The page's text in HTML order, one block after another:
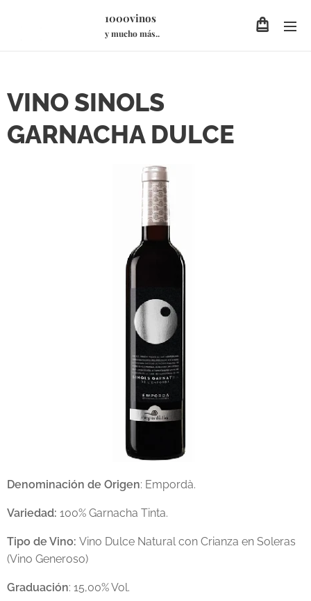
1000vinos
y mucho más..
VINO SINOLS
GARNACHA DULCE
Denominación de Origen: Empordà.
Variedad: 100% Garnacha Tinta.
Tipo de Vino: Vino Dulce Natural con Crianza en Soleras
(Vino Generoso)
Graduación: 15,00% Vol.